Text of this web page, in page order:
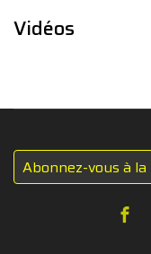
Vidéos
Abonnez-vous à